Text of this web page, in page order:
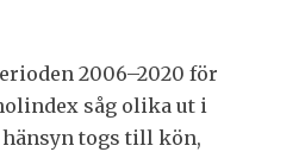
2006–2020 för
såg olika ut i
togs till kön,